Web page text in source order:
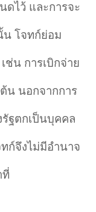
ไว้ และการจะ
น โจทก์ย่อม
ช่น การเบิกจ่าย
น นอกจากการ
ฐตกเป็นบุคคล
ก์จึงไม่มีอำนาจ
ที่